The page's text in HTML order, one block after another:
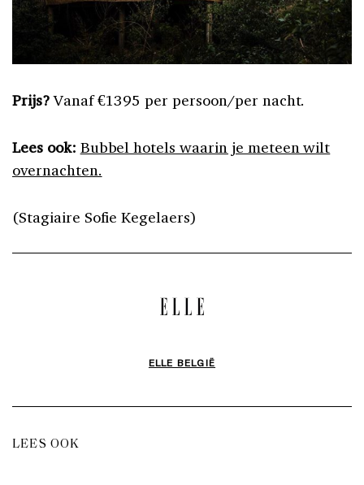
Prijs?Vanaf €1395 per persoon/per nacht.
Lees ook: Bubbel hotels waarin je meteen wilt
overnachten.
(Stagiaire Sofie Kegelaers)
ELLE BELGIË
LEES OOK